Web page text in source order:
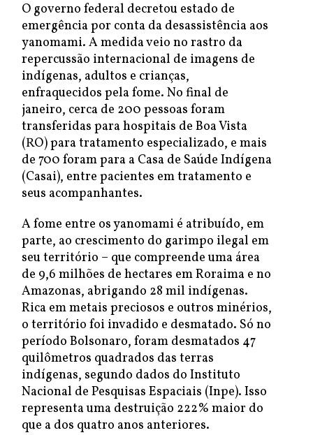
O governo federal decretou estado de
emergência por conta da desassistência aos
yanomami. A medida veio no rastro da
repercussão internacional de imagens de
indígenas, adultos e crianças,
enfraquecidos pela fome. No final de
janeiro, cerca de 200 pessoas foram
transferidas para hospitais de Boa Vista
(RO) para tratamento especializado, e mais
de 700 foram para a Casa de Saúde Indígena
(Casai), entre pacientes em tratamento e
seus acompanhantes.
A fome entre os yanomami é atribuído, em
parte, ao crescimento do garimpo ilegal em
seu território – que compreende uma área
de 9,6 milhões de hectares em Roraima e no
Amazonas, abrigando 28 mil indígenas.
Rica em metais preciosos e outros minérios,
o território foi invadido e desmatado. Só no
período Bolsonaro, foram desmatados 47
quilômetros quadrados das terras
indígenas, segundo dados do Instituto
Nacional de Pesquisas Espaciais (Inpe). Isso
representa uma destruição 222% maior do
que a dos quatro anos anteriores.